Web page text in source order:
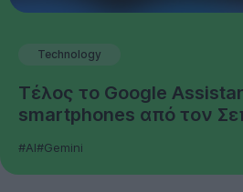
Technology
Τέλος το Google
smartphones από τον
#AI#Gemini